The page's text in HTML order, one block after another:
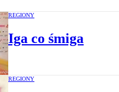
REGIONY
Iga co śmiga
REGIONY